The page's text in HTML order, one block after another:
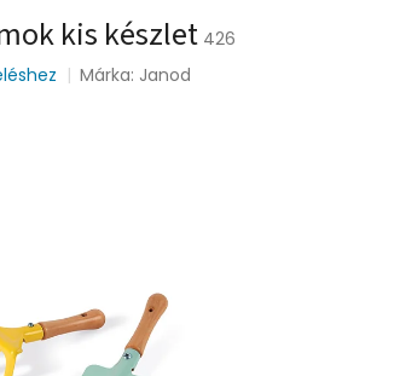
kis készlet 426
Márka: Janod